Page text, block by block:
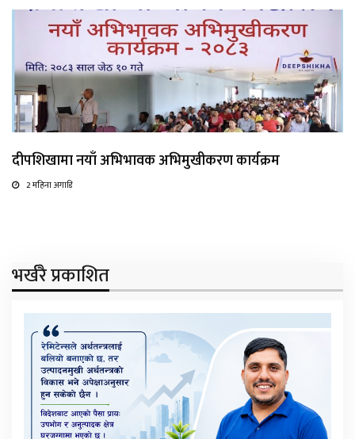
दीपशिखामा नयाँ अभिभावक अभिमुखीकरण कार्यक्रम
2 महिना अगाडि
भर्खरै प्रकाशित